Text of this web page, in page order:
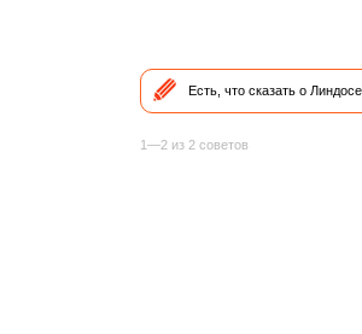
Есть, что сказать о
1—2 из 2 советов